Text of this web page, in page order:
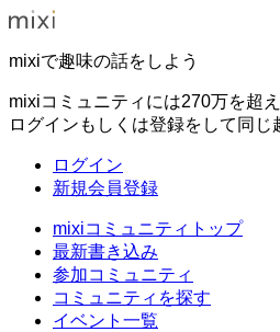
mixiで趣味の話をしよう
mixiコミュニティには270万を超
ログインもしくは登録をして同じ
ログイン
新規会員登録
mixiコミュニティトップ
最新書き込み
参加コミュニティ
コミュニティを探す
イベント一覧